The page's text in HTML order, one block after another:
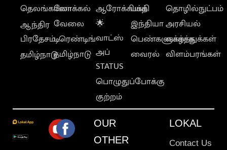
தெலங்கானா
ஆந்திர
பிரதேசம்
தமிழ்நாடு
லோக்கல்
வேலை
டிரெண்டிங்
தமிழ்நாடு
ஆரோக்கியம்
🌟
வாட்ஸ்
அப்
STATUS
பொழுதுப்போக்கு
குற்றம்
பக்தி
இந்தியா
பெண்களுக்காக
வைரல்
தொழில்நுட்பம்
அரசியல்
வாழ்த்துக்கள்
விளம்பரங்கள்
OUR
OTHER
LOKAL
Contact Us